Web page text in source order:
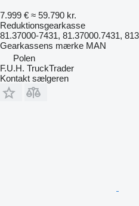
7.999 € ≈ 59.790 kr.
Reduktionsgearkasse
81.37000-7431, 81.37000.7431,
Gearkassens mærke MAN
Polen
F.U.H. TruckTrader
Kontakt sælgeren